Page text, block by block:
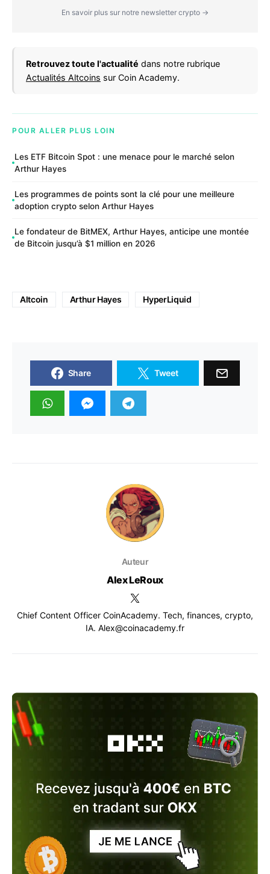
En savoir plus sur notre newsletter crypto →
Retrouvez toute l'actualité dans notre rubrique
Actualités Altcoins sur Coin Academy.
POUR ALLER PLUS LOIN
Les ETF Bitcoin Spot : une menace pour le marché selon
Arthur Hayes
Les programmes de points sont la clé pour une meilleure
adoption crypto selon Arthur Hayes
Le fondateur de BitMEX, Arthur Hayes, anticipe une montée
de Bitcoin jusqu’à $1 million en 2026
Altcoin Arthur Hayes HyperLiquid
Share Tweet
Auteur
Alex LeRoux
Chief Content Officer CoinAcademy. Tech, finances, crypto,
IA. Alex@coinacademy.fr